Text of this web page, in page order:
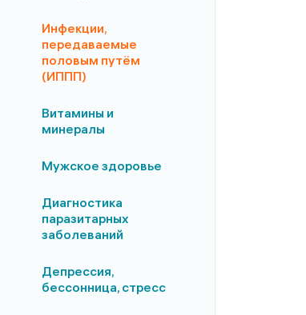
Инфекции,
передаваемые
половым путём
(ИППП)
Витамины и
минералы
Мужское здоровье
Диагностика
паразитарных
заболеваний
Депрессия,
бессонница, стресс